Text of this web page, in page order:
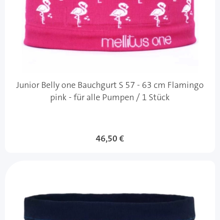
Junior Belly one Bauchgurt S 57 - 63 cm Flamingo
pink - für alle Pumpen / 1 Stück
46,50 €